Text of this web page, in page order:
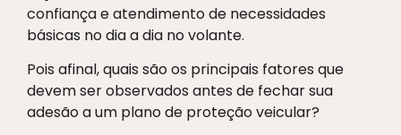
confiança e atendimento de necessidades
básicas no dia a dia no volante.
Pois afinal, quais são os principais fatores que
devem ser observados antes de fechar sua
adesão a um plano de proteção veicular?